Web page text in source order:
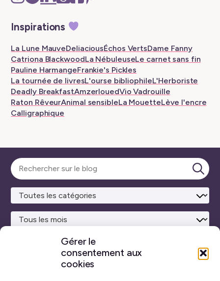
Gérer le
consentement aux
cookies
–
tab
–
tab
Storygraph
New
tab
–
tab
–
Inspirations
La Lune MauveDeliaciousÉchos VertsDame Fanny
Catriona BlackwoodLa NébuleuseLe carnet sans fin
Pauline HarmangeFrankie's Pickles
La tournée de livresL'ourse bibliophileL'Herboriste
Deadly BreakfastAmzerlouedVio Vadrouille
Raton RêveurAnimal sensibleLa MouetteLève l'encre
Calligraphique
la
Sélectionner
une
réalisé avecWordPress ♥et beaucoup de café.